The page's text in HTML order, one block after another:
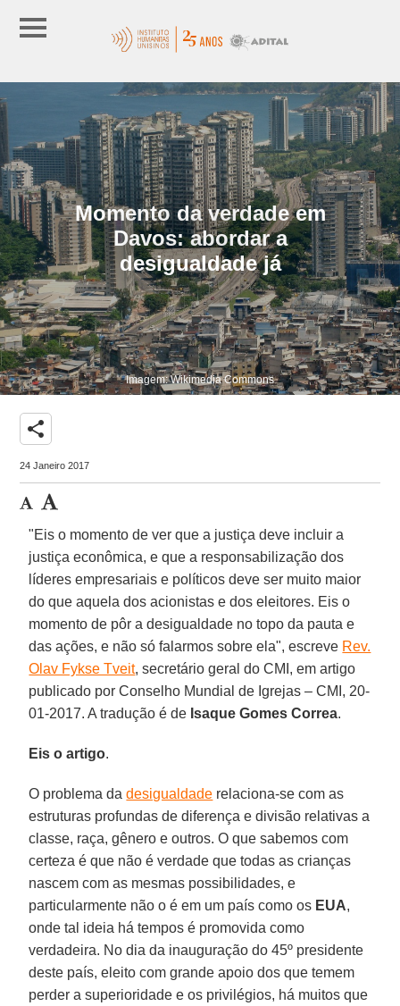
Momento da verdade em
Davos: abordar a
desigualdade já
Imagem: Wikimedia Commons
share
24 Janeiro 2017
"Eis o momento de ver que a justiça deve incluir a
justiça econômica, e que a responsabilização dos
líderes empresariais e políticos deve ser muito maior
do que aquela dos acionistas e dos eleitores. Eis o
momento de pôr a desigualdade no topo da pauta e
das ações, e não só falarmos sobre ela", escreve Rev.
Olav Fykse Tveit, secretário geral do CMI, em artigo
publicado por Conselho Mundial de Igrejas – CMI, 20-
01-2017. A tradução é de Isaque Gomes Correa.
Eis o artigo.
O problema dadesigualdade relaciona-se com as
estruturas profundas de diferença e divisão relativas a
classe, raça, gênero e outros. O que sabemos com
certeza é que não é verdade que todas as crianças
nascem com as mesmas possibilidades, e
particularmente não o é em um país como os EUA,
onde tal ideia há tempos é promovida como
verdadeira. No dia da inauguração do 45º presidente
deste país, eleito com grande apoio dos que temem
perder a superioridade e os privilégios, há muitos que